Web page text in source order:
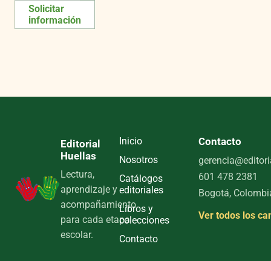
Solicitar
información
Editorial
Huellas
Lectura,
aprendizaje y
acompañamiento
para cada etapa
escolar.
Inicio
Nosotros
Catálogos
editoriales
Libros y
colecciones
Contacto
Contacto
601 478 2381
Bogotá,
Ver todos los